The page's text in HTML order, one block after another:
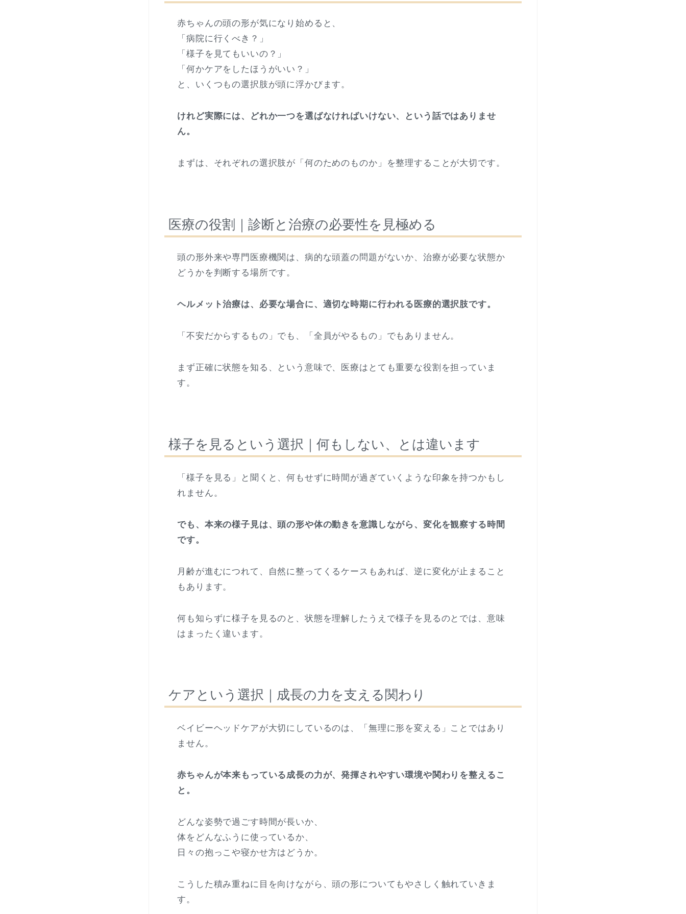
赤ちゃんの頭の形が気になり始めると、
「病院に行くべき？」
「様子を見てもいいの？」
「何かケアをしたほうがいい？」
と、いくつもの選択肢が頭に浮かびます。
けれど実際には、どれか一つを選ばなければいけない、という話ではありませ
ん。
まずは、それぞれの選択肢が「何のためのものか」を整理することが大切です。
医療の役割｜診断と治療の必要性を見極める
頭の形外来や専門医療機関は、病的な頭蓋の問題がないか、治療が必要な状態か
どうかを判断する場所です。
ヘルメット治療は、必要な場合に、適切な時期に行われる医療的選択肢です。
「不安だからするもの」でも、「全員がやるもの」でもありません。
まず正確に状態を知る、という意味で、医療はとても重要な役割を担っていま
す。
様子を見るという選択｜何もしない、とは違います
「様子を見る」と聞くと、何もせずに時間が過ぎていくような印象を持つかもし
れません。
でも、本来の様子見は、頭の形や体の動きを意識しながら、変化を観察する時間
です。
月齢が進むにつれて、自然に整ってくるケースもあれば、逆に変化が止まること
もあります。
何も知らずに様子を見るのと、状態を理解したうえで様子を見るのとでは、意味
はまったく違います。
ケアという選択｜成長の力を支える関わり
ベイビーヘッドケアが大切にしているのは、「無理に形を変える」ことではあり
ません。
赤ちゃんが本来もっている成長の力が、発揮されやすい環境や関わりを整えるこ
と。
どんな姿勢で過ごす時間が長いか、
体をどんなふうに使っているか、
日々の抱っこや寝かせ方はどうか。
こうした積み重ねに目を向けながら、頭の形についてもやさしく触れていきま
す。